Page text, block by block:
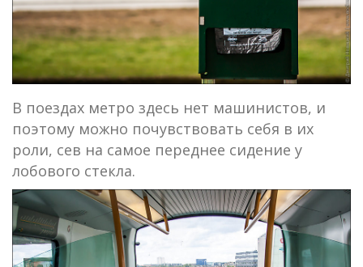
В поездах метро здесь нет машинистов, и
поэтому можно почувствовать себя в их
роли, сев на самое переднее сидение у
лобового стекла.